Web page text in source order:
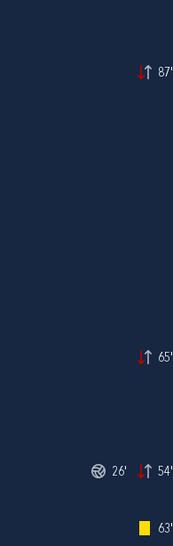
87'
65'
26' 54'
63'